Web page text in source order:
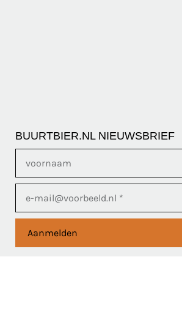
BUURTBIER.NL NIEUWSBRIEF
Aanmelden